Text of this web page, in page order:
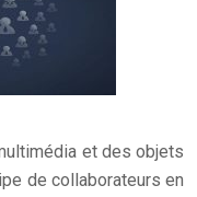
et des objets
de collaborateurs en